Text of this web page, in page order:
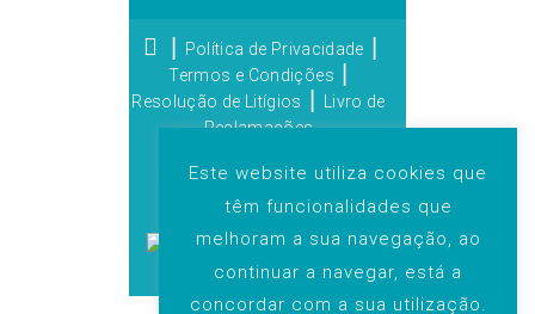
Política de Privacidade
Termos e Condições
Resolução de Litígios
Livro de
Reclamações
© 2025 Grupo Praia de
reservados. | By:
Este website utiliza cookies que
têm funcionalidades que
melhoram a sua navegação, ao
continuar a navegar, está a
concordar com a sua utilização.